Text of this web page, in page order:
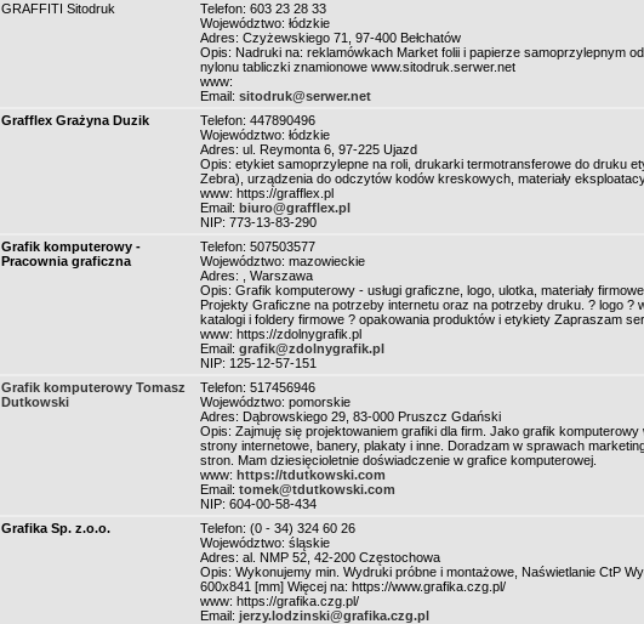
GRAFFITI Sitodruk
Telefon: 603 23 28 33
Województwo: łódzkie
Adres: Czyżewskiego 71, 97-400 Bełchatów
Opis: Nadruki na: reklamówkach Market folii i papierze samoprzylepnym
nylonu tabliczki znamionowe www.sitodruk.serwer.net
www:
Email: sitodruk@serwer.net
Grafflex Grażyna Duzik
Telefon: 447890496
Województwo: łódzkie
Adres: ul. Reymonta 6, 97-225 Ujazd
Opis: etykiet samoprzylepne na roli, drukarki termotransferowe do druku
Zebra), urządzenia do odczytów kodów kreskowych, materiały
www: https://grafflex.pl
Email: biuro@grafflex.pl
NIP: 773-13-83-290
Grafik komputerowy -
Pracownia graficzna
Telefon: 507503577
Województwo: mazowieckie
Adres: , Warszawa
Opis: Grafik komputerowy - usługi graficzne, logo, ulotka, materiały
Projekty Graficzne na potrzeby internetu oraz na potrzeby druku. ? logo ?
katalogi i foldery firmowe ? opakowania produktów i etykiety Zapraszam
www: https://zdolnygrafik.pl
Email: grafik@zdolnygrafik.pl
NIP: 125-12-57-151
Grafik komputerowy Tomasz
Dutkowski
Telefon: 517456946
Województwo: pomorskie
Adres: Dąbrowskiego 29, 83-000 Pruszcz Gdański
Opis: Zajmuję się projektowaniem grafiki dla firm. Jako grafik komputerowy
strony internetowe, banery, plakaty i inne. Doradzam w sprawach
stron. Mam dziesięcioletnie doświadczenie w grafice komputerowej.
www: https://tdutkowski.com
Email: tomek@tdutkowski.com
NIP: 604-00-58-434
Grafika Sp. z.o.o.
Telefon: (0 - 34) 324 60 26
Województwo: śląskie
Adres: al. NMP 52, 42-200 Częstochowa
Opis: Wykonujemy min. Wydruki próbne i montażowe, Naświetlanie CtP
600x841 [mm] Więcej na: https://www.grafika.czg.pl/
www: https://grafika.czg.pl/
Email: jerzy.lodzinski@grafika.czg.pl